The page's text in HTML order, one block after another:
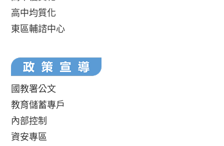
高中均質化
東區輔諮中心
國教署公文
教育儲蓄專戶
內部控制
資安專區